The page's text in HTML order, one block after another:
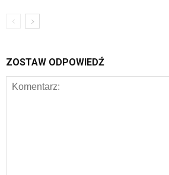
ZOSTAW ODPOWIEDŹ